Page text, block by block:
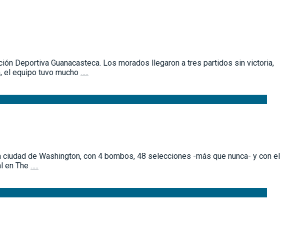
Deportiva Guanacasteca. Los morados llegaron a tres partidos sin victoria,
el equipo tuvo mucho …..
de Washington, con 4 bombos, 48 selecciones -más que nunca- y con el
en The …..